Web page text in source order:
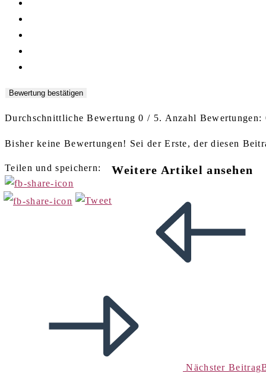
Bewertung bestätigen
Durchschnittliche Bewertung0 / 5. Anzahl Bewertungen:
Bisher keine Bewertungen! Sei der Erste, der diesen
Teilen und speichern: Weitere Artikel ansehen
Nächster Beitrag